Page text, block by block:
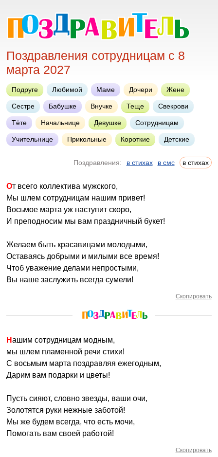
Поздравления сотрудницам с 8
марта 2027
Подруге Любимой Маме Дочери Жене
Сестре Бабушке Внучке Теще Свекрови
Тёте Начальнице Девушке Сотрудницам
Учительнице Прикольные Короткие Детские
Поздравления: в стихах в смс в стихах
От всего коллектива мужского,
Мы шлем сотрудницам нашим привет!
Восьмое марта уж наступит скоро,
И преподносим мы вам праздничный букет!
Желаем быть красавицами молодыми,
Оставаясь добрыми и милыми все время!
Чтоб уважение делами непростыми,
Вы наше заслужить всегда сумели!
Скопировать
Нашим сотрудницам модным,
мы шлем пламенной речи стихи!
С восьмым марта поздравляя ежегодным,
Дарим вам подарки и цветы!
Пусть сияют, словно звезды, ваши очи,
Золотятся руки нежные заботой!
Мы же будем всегда, что есть мочи,
Помогать вам своей работой!
Скопировать